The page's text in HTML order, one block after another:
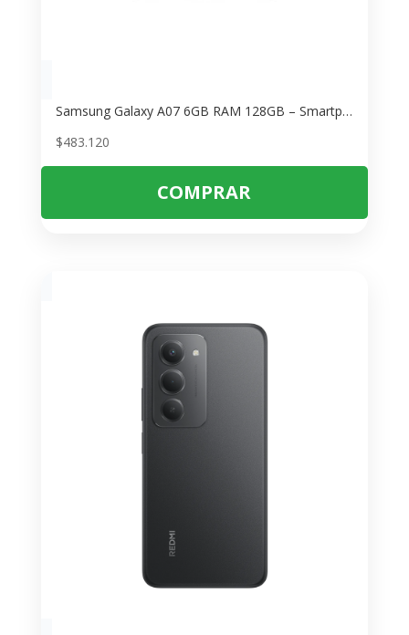
Samsung Galaxy A07 6GB RAM 128GB – Smartphone de Alto Rendimiento
$483.120
COMPRAR